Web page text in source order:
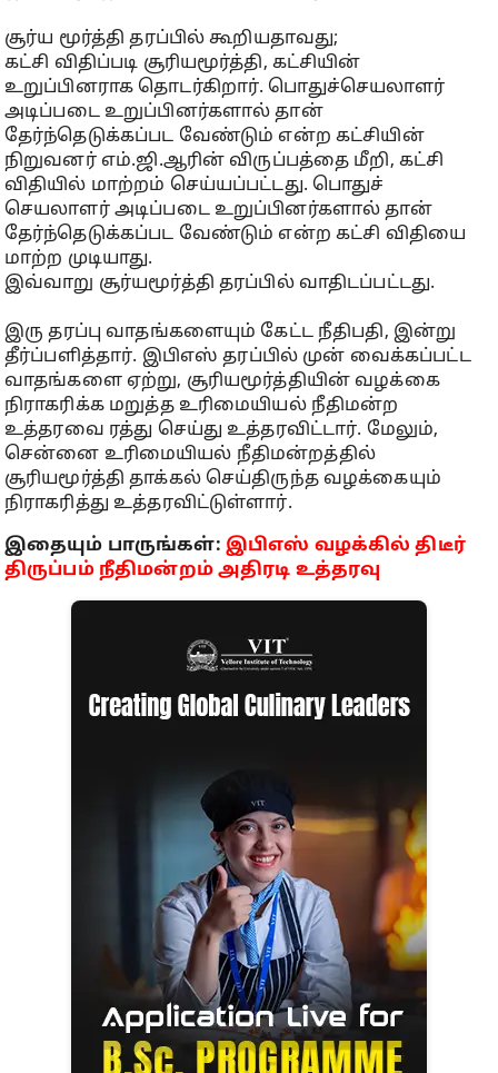
சூர்ய மூர்த்தி தரப்பில் கூறியதாவது;
கட்சி விதிப்படி சூரியமூர்த்தி, கட்சியின்
உறுப்பினராக தொடர்கிறார். பொதுச்செயலாளர்
அடிப்படை உறுப்பினர்களால் தான்
தேர்ந்தெடுக்கப்பட வேண்டும் என்ற கட்சியின்
நிறுவனர் எம்.ஜி.ஆரின் விருப்பத்தை மீறி, கட்சி
விதியில் மாற்றம் செய்யப்பட்டது. பொதுச்
செயலாளர் அடிப்படை உறுப்பினர்களால் தான்
தேர்ந்தெடுக்கப்பட வேண்டும் என்ற கட்சி விதியை
மாற்ற முடியாது.
இவ்வாறு சூர்யமூர்த்தி தரப்பில் வாதிடப்பட்டது.
இரு தரப்பு வாதங்களையும் கேட்ட நீதிபதி, இன்று
தீர்ப்பளித்தார். இபிஎஸ் தரப்பில் முன் வைக்கப்பட்ட
வாதங்களை ஏற்று, சூரியமூர்த்தியின் வழக்கை
நிராகரிக்க மறுத்த உரிமையியல் நீதிமன்ற
உத்தரவை ரத்து செய்து உத்தரவிட்டார். மேலும்,
சென்னை உரிமையியல் நீதிமன்றத்தில்
சூரியமூர்த்தி தாக்கல் செய்திருந்த வழக்கையும்
நிராகரித்து உத்தரவிட்டுள்ளார்.
இதையும் பாருங்கள்: இபிஎஸ் வழக்கில் திடீர்
திருப்பம் நீதிமன்றம் அதிரடி உத்தரவு